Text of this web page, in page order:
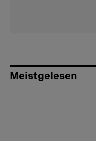
Meistgelesen